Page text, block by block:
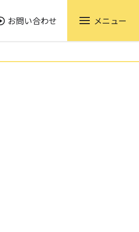
お問い合わせ メニュー